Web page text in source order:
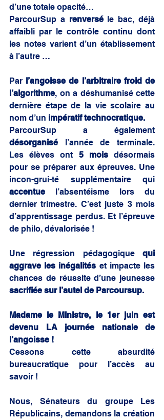
d’une totale opacité…
ParcourSup a renversé le bac, déjà
affaibli par le contrôle continu dont
les notes varient d’un établissement
à l’autre …
Par l’angoisse de l’arbitraire froid de
l’algorithme, on a déshumanisé cette
dernière étape de la vie scolaire au
nom d’un impératif technocratique.
désorganisé l’année de terminale.
Les élèves ont 5 mois désormais
pour se préparer aux épreuves. Une
accentue l’absentéisme lors du
dernier trimestre. C’est juste 3 mois
d’apprentissage perdus. Et l’épreuve
de philo, dévalorisée !
Une régression pédagogique qui
aggrave les inégalités et impacte les
sacrifiée sur l’autel de Parcoursup.
Madame le Ministre, le 1er juin est
devenu LA journée nationale de
l’angoisse !
Cessons cette absurdité
bureaucratique pour l’accès au
savoir !
Nous, Sénateurs du groupe Les
Républicains, demandons la création